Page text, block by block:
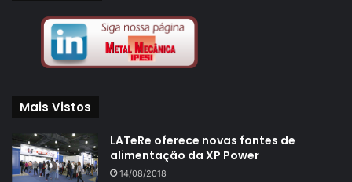
Mais Vistos
LATeRe oferece novas fontes de
alimentação da XP Power
14/08/2018